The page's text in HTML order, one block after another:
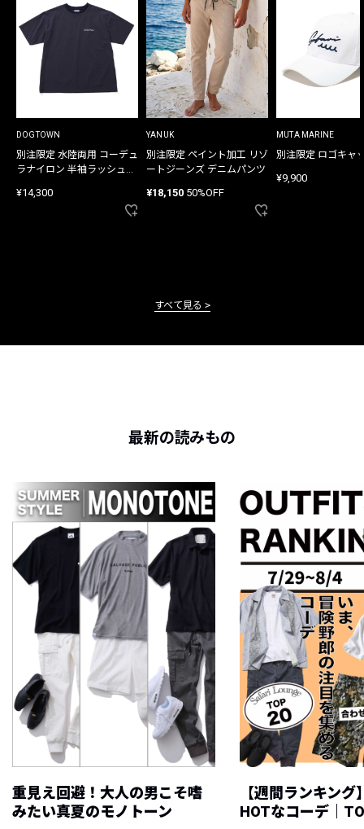
DOGTOWN
別注限定 水陸両用 コーデュ
ラナイロン 半袖ラッシュガ
¥14,300
YANUK
別注限定 ペイント加工 リゾ
ートジーンズ デニムパンツ
¥18,150 50%OFF
MUTA MARINE
別注限定 ロゴキャ
¥9,900
すべて見る
最新の読みもの
重見え回避！大人の男こそ嗜
みたい真夏のモノトーン
【週間ランキング
HOTなコーデ｜